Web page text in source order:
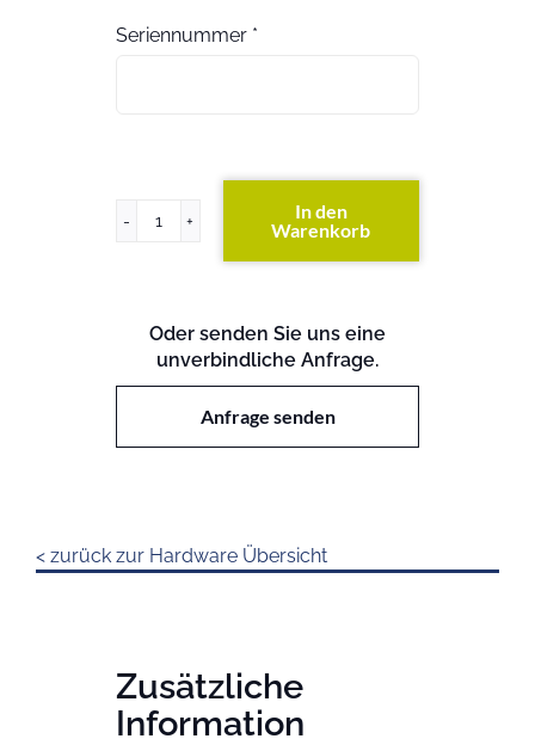
Seriennummer *
ProLiant
BL620c
In den
Warenkorb
Oder senden Sie uns eine
unverbindliche Anfrage.
Anfrage senden
< zurück zur Hardware Übersicht
Zusätzliche
Information